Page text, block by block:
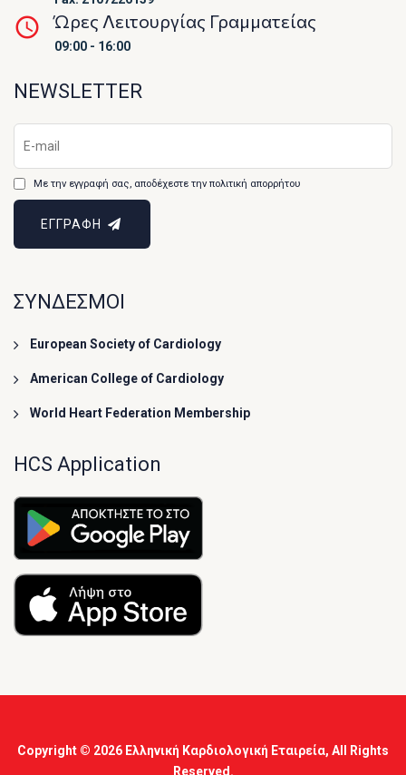
Ώρες Λειτουργίας Γραμματείας
09:00 - 16:00
NEWSLETTER
Με την εγγραφή σας, αποδέχεστε την πολιτική απορρήτου
ΕΓΓΡΑΦΗ
ΣΥΝΔΕΣΜΟΙ
European Society of Cardiology
American College of Cardiology
World Heart Federation Membership
HCS Application
Copyright © 2026 Ελληνική Καρδιολογική Εταιρεία, All Rights
Reserved.